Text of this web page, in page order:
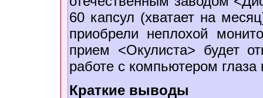
60 капсул (хватает на
приобрели неплохой
прием <Окулиста> будет
работе с компьютером глаза
Краткие выводы